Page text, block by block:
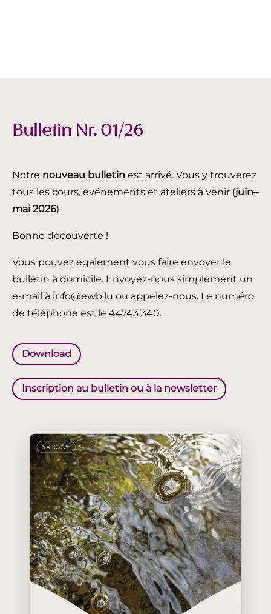
Bulletin Nr. 01/26
Notre nouveau bulletin est arrivé. Vous y trouverez
tous les cours, événements et ateliers à venir (juin–
mai 2026).
Bonne découverte !
Vous pouvez également vous faire envoyer le
bulletin à domicile. Envoyez-nous simplement un
e-mail à info@ewb.lu ou appelez-nous. Le numéro
de téléphone est le 44743 340.
Download
Inscription au bulletin ou à la newsletter